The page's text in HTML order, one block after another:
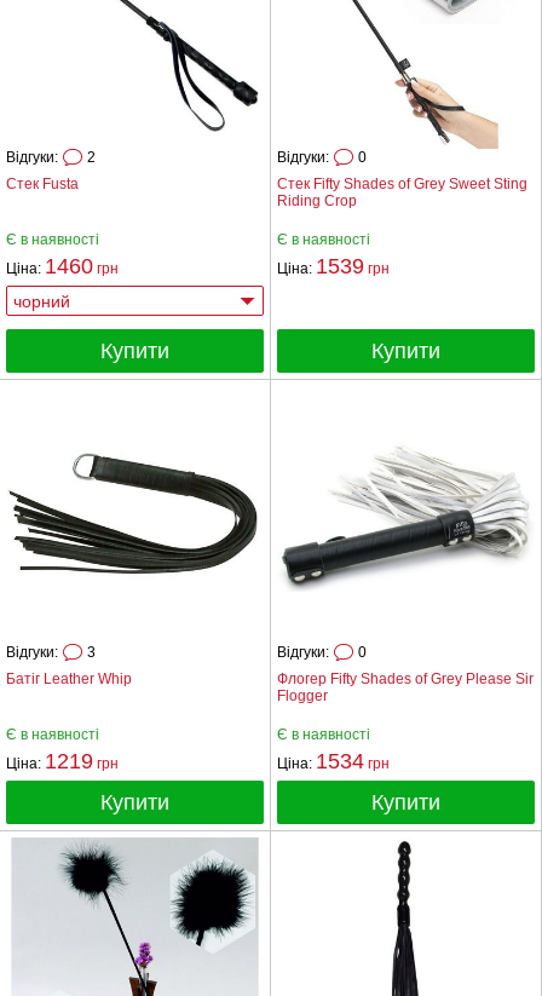
Стек Fusta
Відгуки: 2
Є в наявності
Ціна: 1460 грн
Купити
Стек Fifty Shades of Grey Sweet Sting
Riding Crop
Відгуки: 0
Є в наявності
Ціна: 1539 грн
Купити
Батіг Leather Whip
Відгуки: 3
Є в наявності
Ціна: 1219 грн
Купити
Флогер Fifty Shades of Grey Please Sir
Flogger
Відгуки: 0
Є в наявності
Ціна: 1534 грн
Купити